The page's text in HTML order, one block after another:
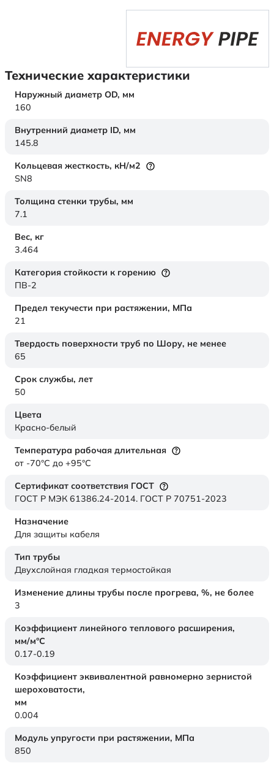
Технические характеристики
Наружный диаметр OD, мм
160
Внутренний диаметр ID, мм
145.8
Кольцевая жесткость, кН/м2
SN8
Толщина стенки трубы, мм
7.1
Вес, кг
3.464
Категория стойкости к горению
ПВ-2
Предел текучести при растяжении, МПа
21
Твердость поверхности труб по Шору, не менее
65
Срок службы, лет
50
Цвета
Красно-белый
Температура рабочая длительная
от -70°C до +95°C
Сертификат соответствия ГОСТ
ГОСТ Р МЭК 61386.24-2014. ГОСТ Р 70751-2023
Назначение
Для защиты кабеля
Тип трубы
Двухслойная гладкая термостойкая
Изменение длины трубы после прогрева, %, не более
3
Коэффициент линейного теплового расширения,
мм/м°С
0.17-0.19
Коэффициент эквивалентной равномерно зернистой
шероховатости,
мм
0.004
Модуль упругости при растяжении, МПа
850